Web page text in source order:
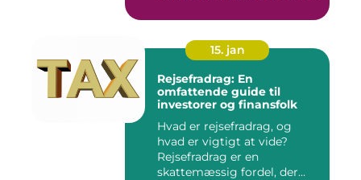
15. jan
Rejsefradrag: En
omfattende guide til
investorer og finansfolk
Hvad er rejsefradrag, og
hvad er vigtigt at vide?
Rejsefradrag er en
skattemæssig fordel, der